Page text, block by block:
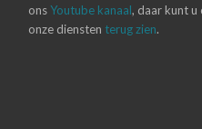
onsYoutube kanaal, daar kunt u
onze diensten terug zien.